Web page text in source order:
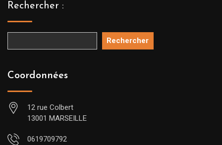
Rechercher :
Rechercher
Coordonnées
12 rue Colbert
13001 MARSEILLE
0619709792